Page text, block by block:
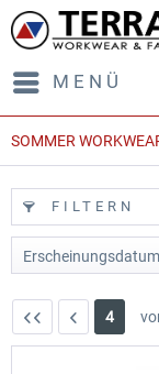
MENÜ
SOMMER
FILTERN
4